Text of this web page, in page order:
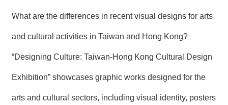
What are the differences in recent visual designs for arts
and cultural activities in Taiwan and Hong Kong?
“Designing Culture: Taiwan-Hong Kong Cultural Design
Exhibition” showcases graphic works designed for the
arts and cultural sectors, including visual identity, posters